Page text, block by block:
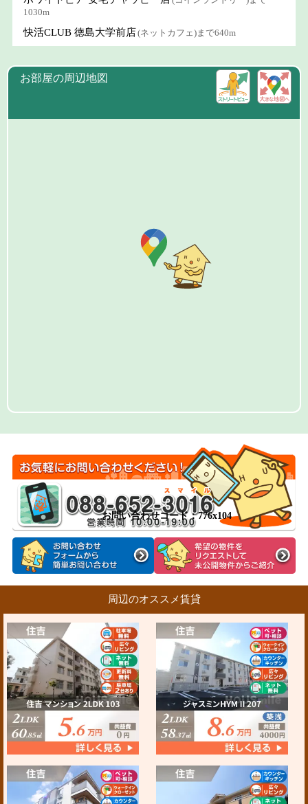
1030m
快活CLUB 徳島大学前店(ネットカフェ)まで640m
お部屋の周辺地図
お問い合わせコード：776x104
周辺のオススメ賃貸